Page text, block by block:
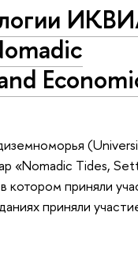
«Nomadic Tides,
котором приняли
приняли